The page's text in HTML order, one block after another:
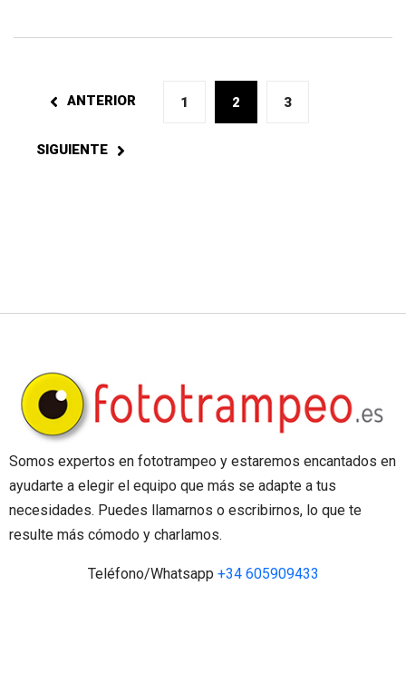
ANTERIOR 1 2 3
SIGUIENTE
Somos expertos en fototrampeo y estaremos encantados en
ayudarte a elegir el equipo que más se adapte a tus
necesidades. Puedes llamarnos o escribirnos, lo que te
resulte más cómodo y charlamos.
Teléfono/Whatsapp +34 605909433